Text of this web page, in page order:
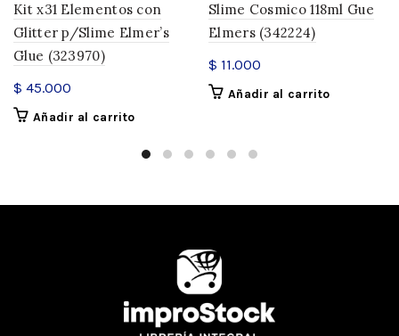
Kit x31 Elementos con
Glitter p/Slime Elmer’s
Glue (323970)
$ 45.000
Añadir al carrito
Slime Cosmico 118ml Gue
Elmers (342224)
$ 11.000
Añadir al carrito